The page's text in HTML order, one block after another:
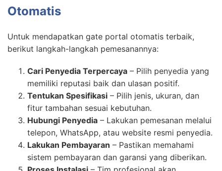
Otomatis
Untuk mendapatkan gate portal otomatis terbaik,
berikut langkah-langkah pemesanannya:
Cari Penyedia Terpercaya – Pilih penyedia yang
memiliki reputasi baik dan ulasan positif.
Tentukan Spesifikasi – Pilih jenis, ukuran, dan
fitur tambahan sesuai kebutuhan.
Hubungi Penyedia – Lakukan pemesanan melalui
telepon, WhatsApp, atau website resmi penyedia.
Lakukan Pembayaran – Pastikan memahami
sistem pembayaran dan garansi yang diberikan.